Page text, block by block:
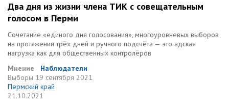
Два дня из жизни члена ТИК с совещательным
голосом в Перми
Сочетание «единого дня голосования», многоуровневых выборов
на протяжении трёх дней и ручного подсчёта — это адская
нагрузка как для общественных контролёров
Мнение
Наблюдатели
Выборы 19 сентября 2021
Пермский край
21.10.2021